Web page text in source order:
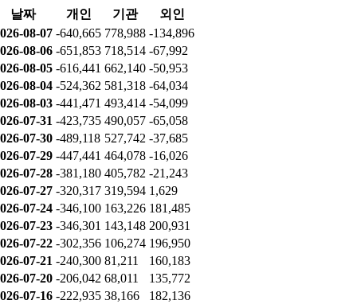
날짜 개인 기관
외인
08-07 -640,665 778,988 -134,896
08-06 -651,853 718,514 -67,992
08-05 -616,441 662,140 -50,953
08-04 -524,362 581,318 -64,034
08-03 -441,471 493,414 -54,099
07-31 -423,735 490,057 -65,058
07-30 -489,118 527,742 -37,685
07-29 -447,441 464,078 -16,026
07-28 -381,180 405,782 -21,243
07-27 -320,317 319,594 1,629
07-24 -346,100 163,226 181,485
07-23 -346,301 143,148 200,931
07-22 -302,356 106,274 196,950
07-21 -240,300 81,211
160,183
07-20 -206,042 68,011
135,772
07-16 -222,935 38,166
182,136